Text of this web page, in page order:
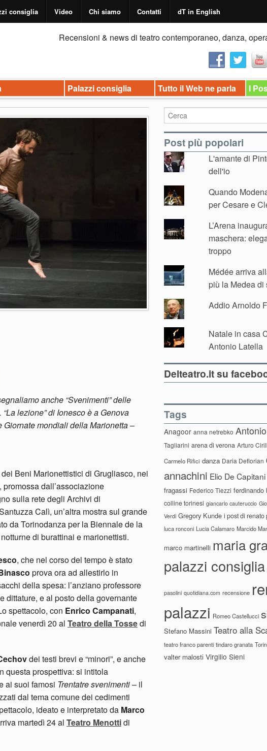
consiglia Video Chi siamo Contatti dT in English
Recensioni & news di teatro contemporaneo, danza,
Palazzi consiglia Tutto il Web ne parla I
anche “Svenimenti” delle
lezione” di Ionesco è a Genova
Giornate mondiali della Marionetta–
Beni Marionettistici di Grugliasco, nei
, promossa dall’associazione
sulla rete degli Archivi di
Calì, un’altra mostra sul grande
da Torinodanza per la Biennale de la
di burattinai e marionettisti.
, che nel corso del tempo è stato
prova ora ad allestirlo in
della spesa: l’anziano professore
dittature, e al posto della governante
spettacolo, con Enrico Campanati,
venerdì 20 al Teatro della Tossedi
dei testi brevi e “minori”, e anche
questa prospettiva: si intitola
ai suoi famosi Trentatre svenimenti– il
dal tema comune dei cedimenti
ideato e interpretato da Marco
martedì 24 al Teatro Menottidi
Post più popolari
L'amante di
dell'io
Quando
per Cesare e
L’Arena
maschera:
troppo
Médée arriva
più la Medea di
Addio Arnoldo
Natale in casa
Antonio Latella
Delteatro.it su
Tags
Anagoor anna netrebko
Tagliarini arena di verona Arturo
Carmelo Rifici danza Daria Deflorian
annachini Elio De Capitani
fragassi Federico Tiezzi ferdinando
colline torinesi giancarlo cauteruccio
Verdi Gregory Kunde i post di renato
luca ronconi Lucia Calamaro Marcido
marco martinelli maria
palazzi consiglia
pasolini quotidiana.com recensione
palazzi Romeo Castellucci
Stefano Massini Teatro alla
teatro franco parenti tindaro granata
valter malosti Virgilio Sieni